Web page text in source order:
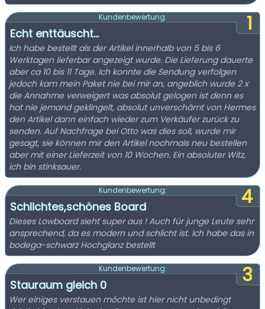
1
Kundenbewertung:
Echt enttäuscht...
Ich habe bestellt als der Artikel innerhalb von 5 bis 6
Werktagen lieferbar angezeigt wurde. Die Lieferung dauerte
aber ca 10 bis 11 Tage. Ich konnte die Sendung verfolgen
jedoch kam mein Paket nie bei mir an, angeblich wurde 2 x
die Annahme verweigert was absolut gelogen ist denn es
hat nie jemand geklingelt, absolut unverschämt von Hermes
den Artikel dann einfach wieder zum Verkäufer zurück zu
senden. Auf Nachfrage bei Otto was dies soll, wurde mir
gesagt, sie können mir den Artikel nochmals neu bestellen
aber mit einer Lieferzeit von 10 Wochen. Ein absoluter Witz,
ich bin stinksauer.
4
Kundenbewertung:
Schlichtes,schönes Board
Dieses Lowboard sieht super aus ! Auch für junge Leute sehr
ansprechend, da es modern und schlicht ist. Ich habe das in
bodega-schwarz Hochglanz bestellt
3
Kundenbewertung:
Stauraum gleich 0
Wer einiges verstauen möchte ist hier nicht unbedingt